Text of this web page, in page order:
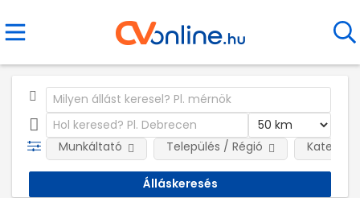
Munkáltató Település / Régió